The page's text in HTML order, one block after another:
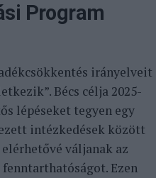
Program
irányelveit
Bécs célja 2025-
lépéseket tegyen egy
intézkedések között
váljanak az
Ezen